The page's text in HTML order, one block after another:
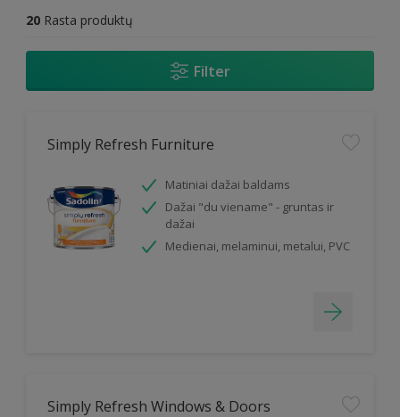
20 Rasta produktų
Filter
Simply Refresh Furniture
Matiniai dažai baldams
Dažai "du viename" - gruntas ir
dažai
Medienai, melaminui, metalui, PVC
Simply Refresh Windows & Doors